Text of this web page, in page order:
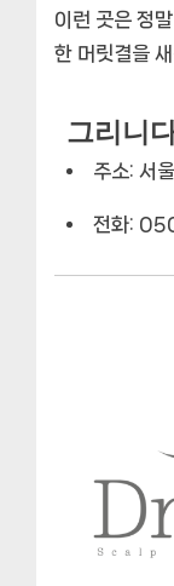
이런 곳은 정
한 머릿결을
그리니
주소: 서
전화: